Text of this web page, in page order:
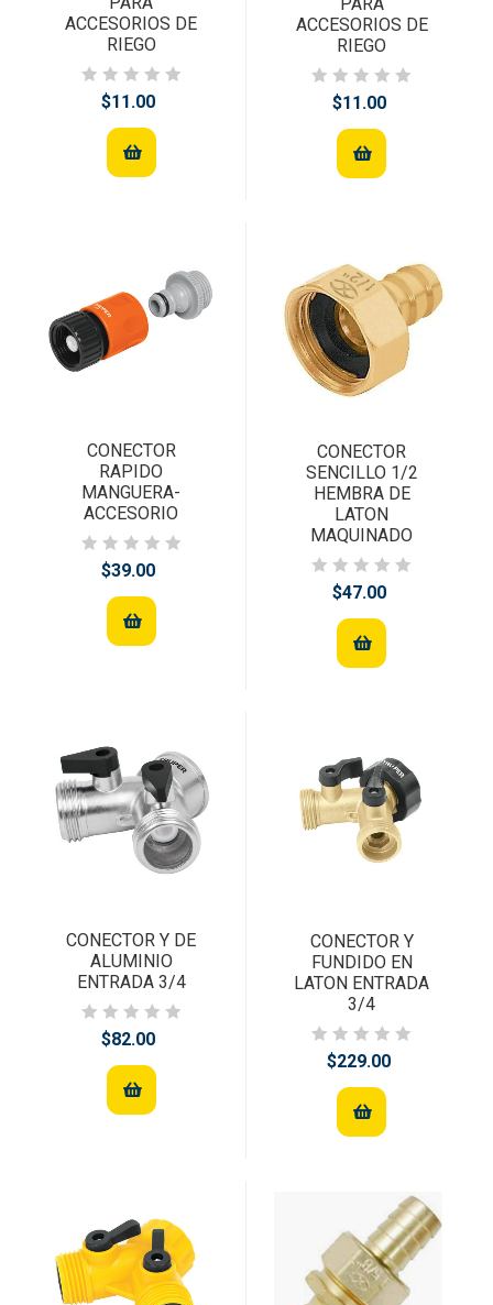
ACCESORIOS DE
RIEGO
$11.00
PARA
ACCESORIOS DE
RIEGO
$11.00
CONECTOR
RAPIDO
MANGUERA-
ACCESORIO
$39.00
CONECTOR
SENCILLO 1/2
HEMBRA DE
LATON
MAQUINADO
$47.00
CONECTOR Y DE
ALUMINIO
ENTRADA 3/4
$82.00
CONECTOR Y
FUNDIDO EN
LATON ENTRADA
3/4
$229.00